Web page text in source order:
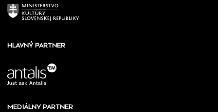
HLAVNÝ PARTNER
MEDIÁLNY PARTNER